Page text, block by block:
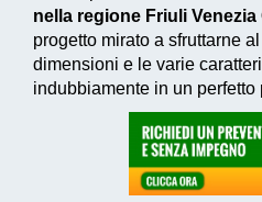
nella regione Friuli Venezia
progetto mirato a sfruttarne
dimensioni e le varie
indubbiamente in un perfetto